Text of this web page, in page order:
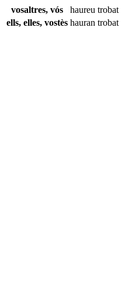
vosaltres, vós
haureu trobat
ells, elles, vostès hauran trobat